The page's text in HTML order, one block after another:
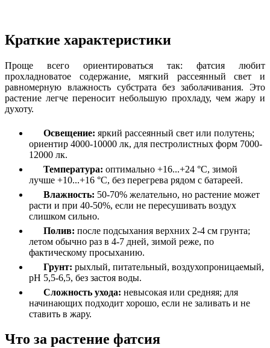
Краткие характеристики
Проще всего ориентироваться так: фатсия любит
прохладноватое содержание, мягкий рассеянный свет и
равномерную влажность субстрата без заболачивания. Это
растение легче переносит небольшую прохладу, чем жару и
духоту.
Освещение: яркий рассеянный свет или полутень;
ориентир 4000-10000 лк, для пестролистных форм 7000-
12000 лк.
Температура: оптимально +16...+24 °C, зимой
лучше +10...+16 °C, без перегрева рядом с батареей.
Влажность: 50-70% желательно, но растение может
расти и при 40-50%, если не пересушивать воздух
слишком сильно.
Полив: после подсыхания верхних 2-4 см грунта;
летом обычно раз в 4-7 дней, зимой реже, по
фактическому просыханию.
Грунт: рыхлый, питательный, воздухопроницаемый,
pH 5,5-6,5, без застоя воды.
Сложность ухода: невысокая или средняя; для
начинающих подходит хорошо, если не заливать и не
ставить в жару.
Что за растение фатсия